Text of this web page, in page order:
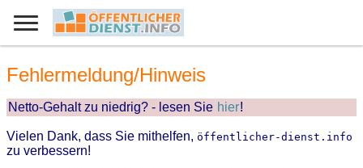
Fehlermeldung/Hinweis
Netto-Gehalt zu niedrig? - lesen Sie hier!
Vielen Dank, dass Sie mithelfen, öffentlicher-dienst.info
zu verbessern!